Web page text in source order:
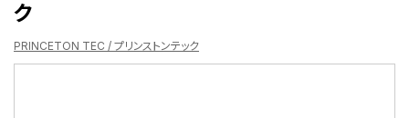
ク
PRINCETON TEC / プリンストンテック